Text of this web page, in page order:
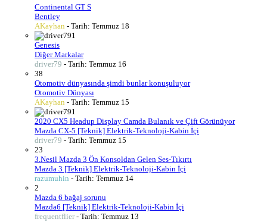
Continental GT S
Bentley
AKayhan - Tarih: Temmuz 18
1
Genesis
Diğer Markalar
driver79 - Tarih: Temmuz 16
38
Otomotiv dünyasında şimdi bunlar konuşuluyor
Otomotiv Dünyası
AKayhan - Tarih: Temmuz 15
1
2020 CX5 Headup Display Camda Bulanık ve Çift Görünüyor
Mazda CX-5 [Teknik] Elektrik-Teknoloji-Kabin İçi
driver79 - Tarih: Temmuz 15
23
3.Nesil Mazda 3 Ön Konsoldan Gelen Ses-Tıkırtı
Mazda 3 [Teknik] Elektrik-Teknoloji-Kabin İçi
razumuhin - Tarih: Temmuz 14
2
Mazda 6 bağaj sorunu
Mazda6 [Teknik] Elektrik-Teknoloji-Kabin İçi
frequentflier- Tarih: Temmuz 13